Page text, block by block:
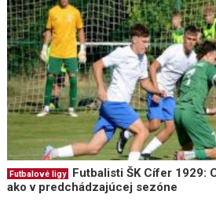
Futbalové ligy
Futbalisti ŠK Cífer 1929:
ako v predchádzajúcej sezóne